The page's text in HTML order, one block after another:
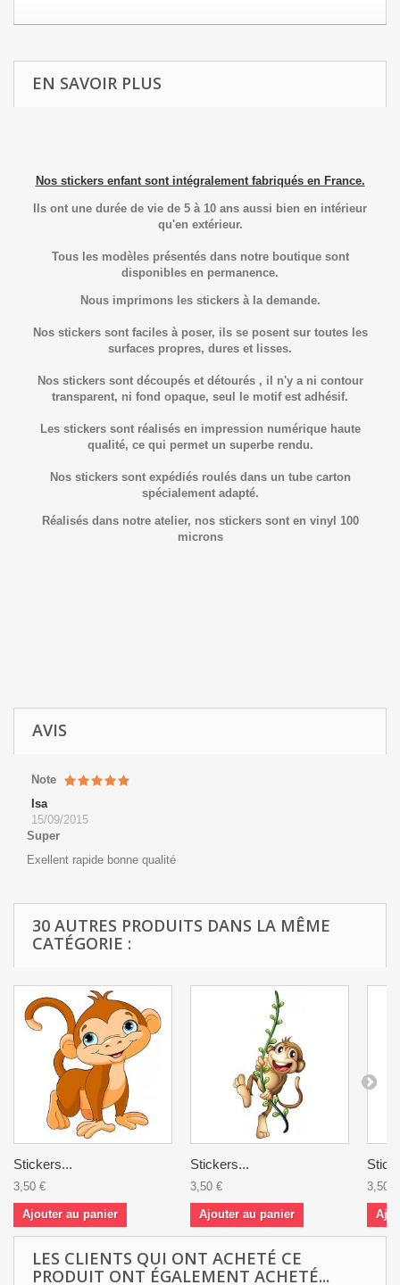
EN SAVOIR PLUS
Nos stickers enfant sont intégralement fabriqués en France.
Ils ont une durée de vie de 5 à 10 ans aussi bien en intérieur
qu'en extérieur.
Tous les modèles présentés dans notre boutique sont
disponibles en permanence.
Nous imprimons les stickers à la demande.
Nos stickers sont faciles à poser, ils se posent sur toutes les
surfaces propres, dures et lisses.
Nos stickers sont découpés et détourés , il n'y a ni contour
transparent, ni fond opaque, seul le motif est adhésif.
Les stickers sont réalisés en impression numérique haute
qualité, ce qui permet un superbe rendu.
Nos stickers sont expédiés roulés dans un tube carton
spécialement adapté.
Réalisés dans notre atelier, nos stickers sont en vinyl 100
microns
AVIS
Note
Isa
15/09/2015
Super
Exellent rapide bonne qualité
30 AUTRES PRODUITS DANS LA MÊME
CATÉGORIE :
Stickers...
3,50 €
Ajouter au panier
Stickers...
3,50 €
Ajouter au panier
3,50 €
LES CLIENTS QUI ONT ACHETÉ CE
PRODUIT ONT ÉGALEMENT ACHETÉ...